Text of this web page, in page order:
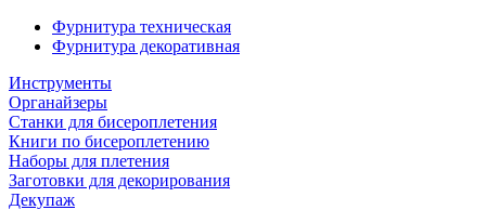
Фурнитура техническая
Фурнитура декоративная
Инструменты
Органайзеры
Станки для бисероплетения
Книги по бисероплетению
Наборы для плетения
Заготовки для декорирования
Декупаж